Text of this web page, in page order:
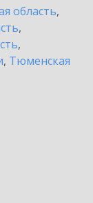
область,
,
,
, Тюменская